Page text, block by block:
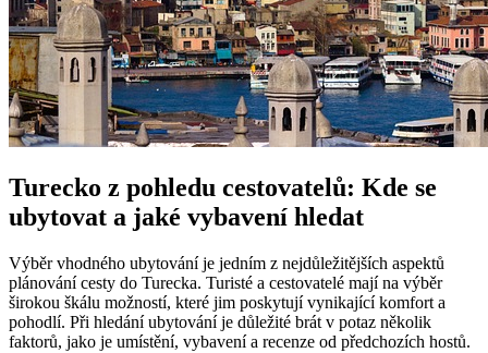
Turecko z pohledu cestovatelů: Kde se
ubytovat a jaké vybavení hledat
Výběr vhodného ubytování je jedním z nejdůležitějších aspektů
plánování cesty do Turecka. Turisté a cestovatelé mají na výběr
širokou škálu možností, které jim poskytují vynikající komfort a
pohodlí. Při hledání ubytování je důležité brát v potaz několik
faktorů, jako je umístění, vybavení a recenze od předchozích hostů.